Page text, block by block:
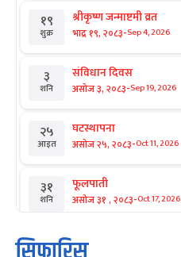
१९
शुक्र
श्रीकृष्ण जन्माष्टमी व्रत
भाद्र १९, २०८३-Sep 4, 2026
३
शनि
संविधान दिवस
असोज ३, २०८३-Sep 19, 2026
२५
आइत
घटस्थापना
असोज २५, २०८३-Oct 11, 2026
३१
शनि
फूलपाती
असोज ३१ , २०८३-Oct 17, 2026
१ कार्तिक सङ्क्रान्ति